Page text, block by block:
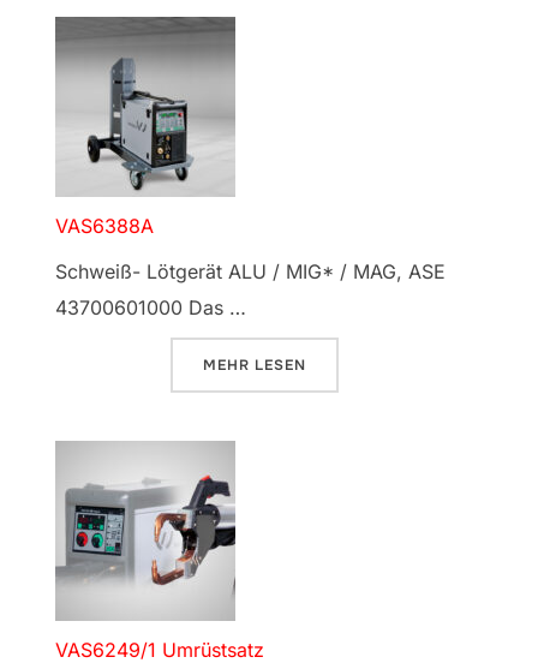
VAS6388A
Schweiß- Lötgerät ALU / MIG* / MAG, ASE
43700601000 Das …
MEHR ÜBER „VAS6388A“
LESEN
VAS6249/1 Umrüstsatz